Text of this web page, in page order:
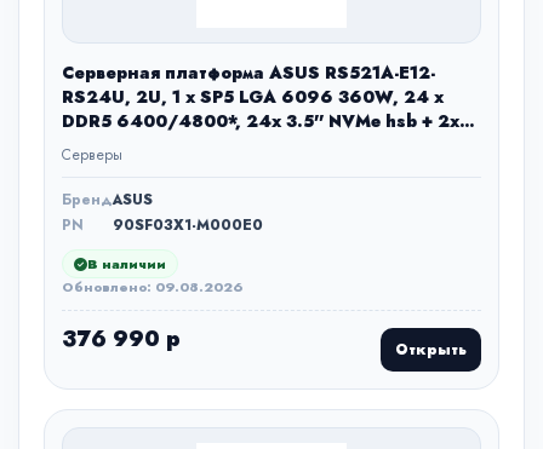
Серверная платформа ASUS RS521A-E12-
RS24U, 2U, 1 x SP5 LGA 6096 360W, 24 x
DDR5 6400/4800*, 24x 3.5'' NVMe hsb + 2x
2.5'' SATA, 2x M.2 22110, up to 1 PCIe Gen5 x8
LP + 1 OCP3.0, 2 x 1GbE RJ-45 LAN Intel i350-
AM2, 1+1 2000W
Серверы
БрендASUS
PN
90SF03X1-M000E0
В наличии
Обновлено: 09.08.2026
376 990 р Открыть